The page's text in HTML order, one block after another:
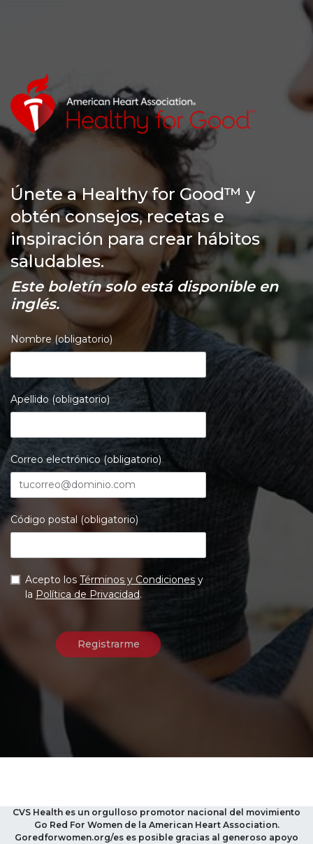
Únete a Healthy for Good™ y
obtén consejos, recetas e
inspiración para crear hábitos
saludables.
Este boletín solo está disponible en
inglés.
Nombre (obligatorio)
Apellido (obligatorio)
Correo electrónico (obligatorio)
Código postal (obligatorio)
Acepto los Términos y Condiciones y
la Política de Privacidad.
CVS Health es un orgulloso promotor nacional del movimiento
Go Red For Women de la American Heart Association.
Goredforwomen.org/es es posible gracias al generoso apoyo